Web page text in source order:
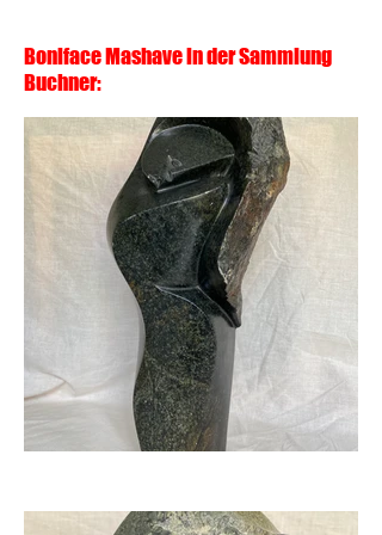
Boniface Mashave in der Sammlung
Buchner: